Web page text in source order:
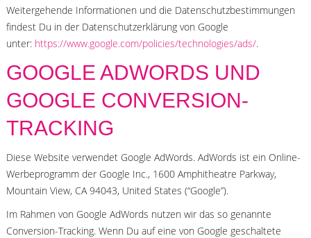
Weitergehende Informationen und die Datenschutzbestimmungen
findest Du in der Datenschutzerklärung von Google
unter: https://www.google.com/policies/technologies/ads/.
GOOGLE ADWORDS UND
GOOGLE CONVERSION-
TRACKING
Diese Website verwendet Google AdWords. AdWords ist ein Online-
Werbeprogramm der Google Inc., 1600 Amphitheatre Parkway,
Mountain View, CA 94043, United States (“Google”).
Im Rahmen von Google AdWords nutzen wir das so genannte
Conversion-Tracking. Wenn Du auf eine von Google geschaltete